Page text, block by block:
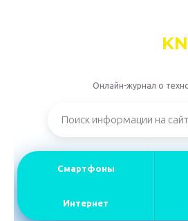
Онлайн-журнал о
Смартфоны
Интернет